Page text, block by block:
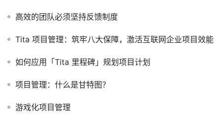
高效的团队必须坚持反馈制度
Tita 项目管理：筑牢八大保障，激活互联网企业项目效能
如何应用「Tita 里程碑」规划项目计划
项目管理：什么是甘特图？
游戏化项目管理